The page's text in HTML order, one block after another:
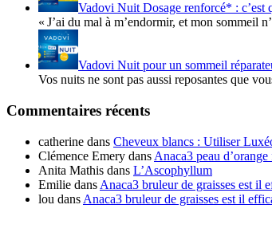
Vadovi Nuit Dosage renforcé* : c’est
« J’ai du mal à m’endormir, et mon sommeil
Vadovi Nuit pour un sommeil
Vos nuits ne sont pas aussi reposantes que
Commentaires récents
catherine dans Cheveux blancs : Utiliser
Clémence Emery dans Anaca3 peau
Anita Mathis dans L’Ascophyllum
Emilie dans Anaca3 bruleur de graisses est il
lou dans Anaca3 bruleur de graisses est il